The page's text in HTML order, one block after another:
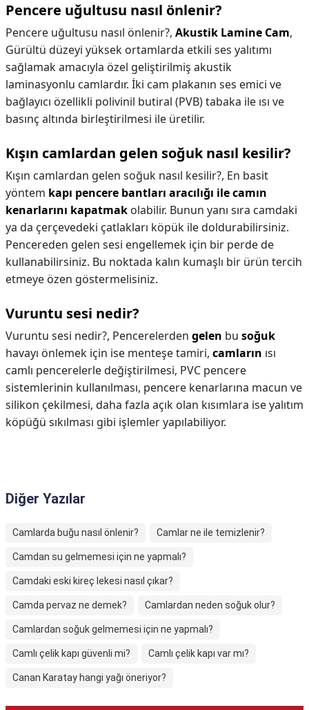
Pencere uğultusu nasıl önlenir?
Pencere uğultusu nasıl önlenir?, Akustik Lamine Cam,
Gürültü düzeyi yüksek ortamlarda etkili ses yalıtımı
sağlamak amacıyla özel geliştirilmiş akustik
laminasyonlu camlardır. İki cam plakanın ses emici ve
bağlayıcı özellikli polivinil butiral (PVB) tabaka ile ısı ve
basınç altında birleştirilmesi ile üretilir.
Kışın camlardan gelen soğuk nasıl kesilir?
Kışın camlardan gelen soğuk nasıl kesilir?, En basit
yöntem kapı pencere bantları aracılığı ile camın
kenarlarını kapatmak olabilir. Bunun yanı sıra camdaki
ya da çerçevedeki çatlakları köpük ile doldurabilirsiniz.
Pencereden gelen sesi engellemek için bir perde de
kullanabilirsiniz. Bu noktada kalın kumaşlı bir ürün tercih
etmeye özen göstermelisiniz.
Vuruntu sesi nedir?
Vuruntu sesi nedir?, Pencerelerden gelen bu soğuk
havayı önlemek için ise menteşe tamiri, camların ısı
camlı pencerelerle değiştirilmesi, PVC pencere
sistemlerinin kullanılması, pencere kenarlarına macun ve
silikon çekilmesi, daha fazla açık olan kısımlara ise yalıtım
köpüğü sıkılması gibi işlemler yapılabiliyor.
Diğer Yazılar
Camlarda buğu nasıl önlenir? Camlar ne ile temizlenir?
Camdan su gelmemesi için ne yapmalı?
Camdaki eski kireç lekesi nasıl çıkar?
Camda pervaz ne demek? Camlardan neden soğuk olur?
Camlardan soğuk gelmemesi için ne yapmalı?
Camlı çelik kapı güvenli mi? Camlı çelik kapı var mı?
Canan Karatay hangi yağı öneriyor?